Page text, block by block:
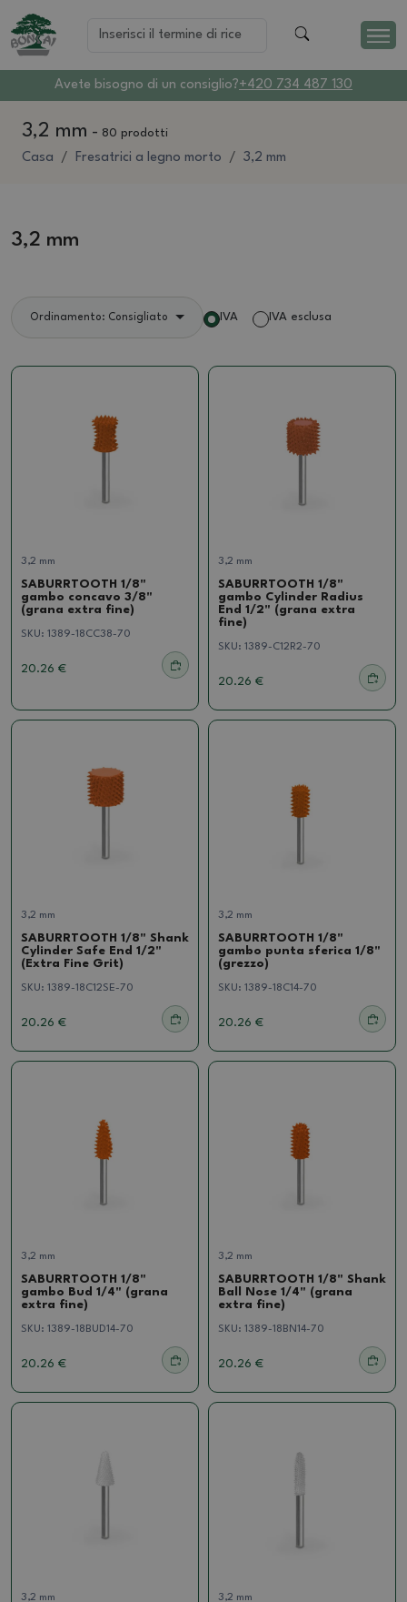
Avete bisogno di un consiglio?+420 734 487 130
3,2 mm - 80 prodotti
Casa Fresatrici a legno morto 3,2 mm
3,2 mm
Ordinamento: Consigliato IVA IVA esclusa
3,2 mm
SABURRTOOTH 1/8"
gambo concavo 3/8"
(grana extra fine)
SKU: 1389-18CC38-70
20.26 €
3,2 mm
SABURRTOOTH 1/8"
gambo Cylinder Radius
End 1/2" (grana extra
fine)
SKU: 1389-C12R2-70
20.26 €
3,2 mm
SABURRTOOTH 1/8" Shank
Cylinder Safe End 1/2"
(Extra Fine Grit)
SKU: 1389-18C12SE-70
20.26 €
3,2 mm
SABURRTOOTH 1/8"
gambo punta sferica 1/8"
(grezzo)
SKU: 1389-18C14-70
20.26 €
3,2 mm
SABURRTOOTH 1/8"
gambo Bud 1/4" (grana
extra fine)
SKU: 1389-18BUD14-70
20.26 €
3,2 mm
SABURRTOOTH 1/8" Shank
Ball Nose 1/4" (grana
extra fine)
SKU: 1389-18BN14-70
20.26 €
3,2 mm 3,2 mm